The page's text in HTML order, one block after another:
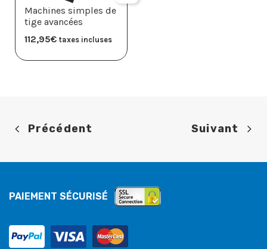
Machines simples de
tige avancées
112,95€ taxes incluses
Précédent Suivant
PAIEMENT SÉCURISÉ